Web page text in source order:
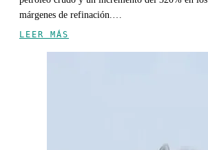
márgenes de refinación.…
LEER MÁS